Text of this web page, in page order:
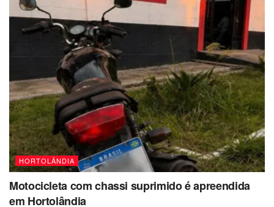
HORTOLÂNDIA
Motocicleta com chassi suprimido é apreendida
em Hortolândia